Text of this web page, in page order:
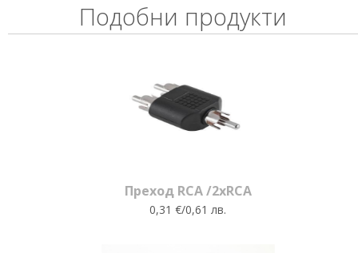
Подобни продукти
Преход RCA /2xRCA
0,31 €/0,61 лв.